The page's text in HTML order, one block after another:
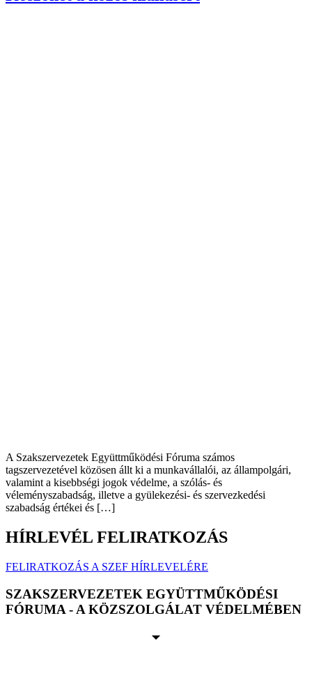
A Szakszervezetek Együttműködési Fóruma számos
tagszervezetével közösen állt ki a munkavállalói, az állampolgári,
valamint a kisebbségi jogok védelme, a szólás- és
véleményszabadság, illetve a gyülekezési- és szervezkedési
szabadság értékei és […]
HÍRLEVÉL FELIRATKOZÁS
FELIRATKOZÁS A SZEF HÍRLEVELÉRE
SZAKSZERVEZETEK EGYÜTTMŰKÖDÉSI
FÓRUMA - A KÖZSZOLGÁLAT VÉDELMÉBEN